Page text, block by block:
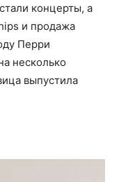
концерты, а
и продажа
Перри
несколько
выпустила